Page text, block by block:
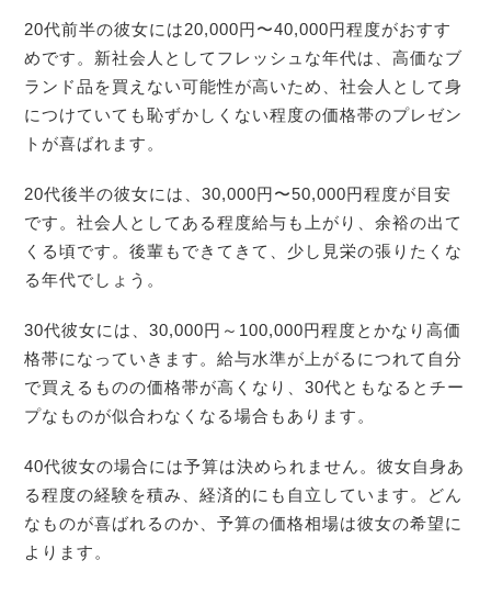
20代前半の彼女には20,000円〜40,000円程度がおすす
めです。新社会人としてフレッシュな年代は、高価なブ
ランド品を買えない可能性が高いため、社会人として身
につけていても恥ずかしくない程度の価格帯のプレゼン
トが喜ばれます。
20代後半の彼女には、30,000円〜50,000円程度が目安
です。社会人としてある程度給与も上がり、余裕の出て
くる頃です。後輩もできてきて、少し見栄の張りたくな
る年代でしょう。
30代彼女には、30,000円～100,000円程度とかなり高価
格帯になっていきます。給与水準が上がるにつれて自分
で買えるものの価格帯が高くなり、30代ともなるとチー
プなものが似合わなくなる場合もあります。
40代彼女の場合には予算は決められません。彼女自身あ
る程度の経験を積み、経済的にも自立しています。どん
なものが喜ばれるのか、予算の価格相場は彼女の希望に
よります。